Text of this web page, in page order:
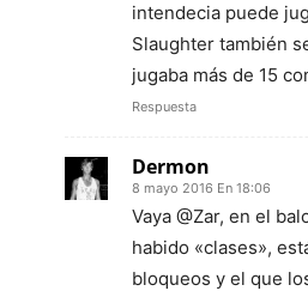
intendecia puede
Slaughter también
jugaba más de 15
Respuesta
Dermon
8 mayo 2016 En 18:06
Vaya @Zar, en el
habido «clases»,
bloqueos y el que